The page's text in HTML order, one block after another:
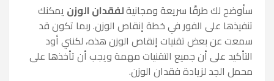
سأوضح لك طرقًا سريعة ومجانيةلفقدان الوزن يمكنك
تنفيذها على الفور في خطة إنقاص الوزن. ربما تكون قد
سمعت عن بعض تقنيات إنقاص الوزن هذه، لكنني أود
التأكيد على أن جميع التقنيات مهمة ويجب أن تأخذها على
محمل الجد لزيادة فقدان الوزن.